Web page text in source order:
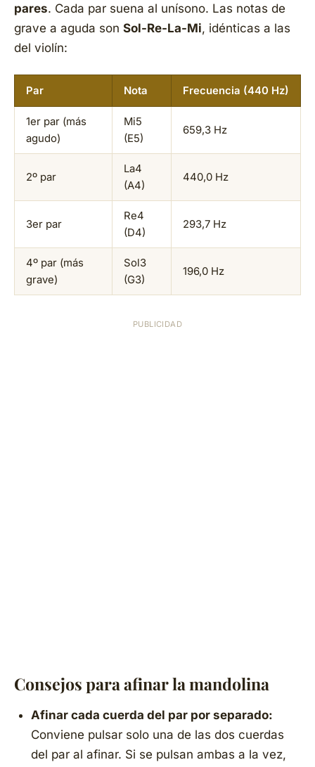
pares. Cada par suena al unísono. Las notas de
grave a aguda son Sol-Re-La-Mi, idénticas a las
del violín:
Par Nota Frecuencia (440 Hz)
1er par (más
agudo)
Mi5
(E5)
659,3 Hz
2º par
La4
(A4)
440,0 Hz
3er par
Re4
(D4)
293,7 Hz
4º par (más
grave)
Sol3
(G3)
196,0 Hz
Consejos para afinar la mandolina
Afinar cada cuerda del par por separado:
Conviene pulsar solo una de las dos cuerdas
del par al afinar. Si se pulsan ambas a la vez,